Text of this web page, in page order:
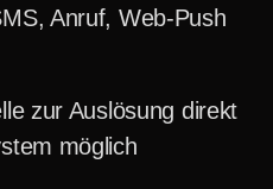
Anruf, Web-Push
zur Auslösung direkt
möglich